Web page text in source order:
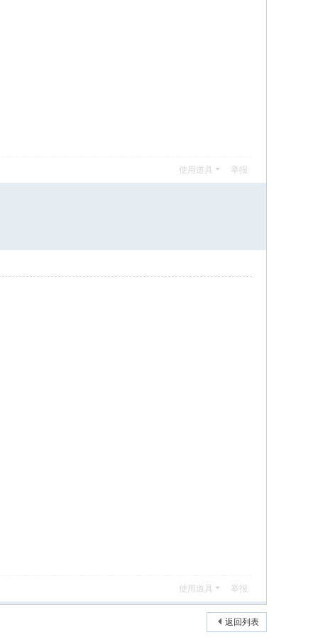
使用道具 举报
使用道具 举报
返回列表